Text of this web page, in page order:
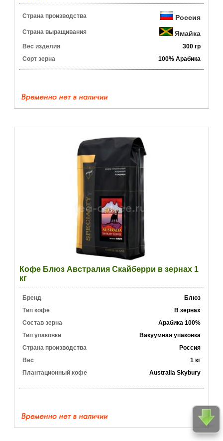
Страна производства Россия
Страна выращивания Ямайка
Вес изделия
300 гр
Сорт зерна
100% Арабика
Кофе Блюз Австралия Скайберри в зернах 1
кг
Бренд
Блюз
Тип кофе
В зернах
Состав зерна
Арабика 100%
Тип упаковки
Вакуумная упаковка
Страна производства
Россия
Вес
1 кг
Плантационный кофе
Australia Skybury